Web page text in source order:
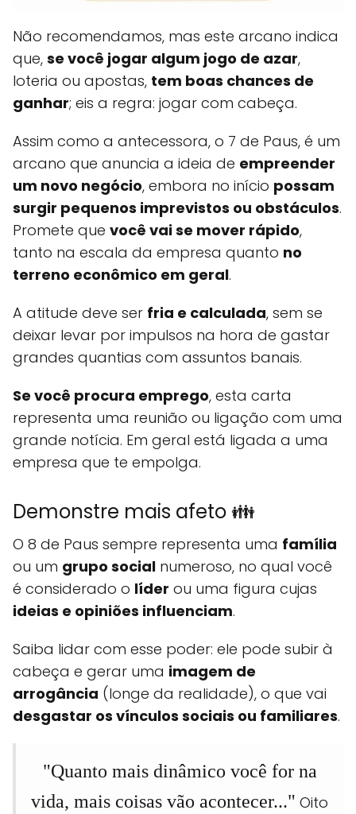
Não recomendamos, mas este arcano indica
que, se você jogar algum jogo de azar,
loteria ou apostas, tem boas chances de
ganhar; eis a regra: jogar com cabeça.
Assim como a antecessora, o 7 de Paus, é um
arcano que anuncia a ideia de empreender
um novo negócio, embora no início possam
surgir pequenos imprevistos ou obstáculos.
Promete que você vai se mover rápido,
tanto na escala da empresa quanto no
terreno econômico em geral.
A atitude deve ser fria e calculada, sem se
deixar levar por impulsos na hora de gastar
grandes quantias com assuntos banais.
Se você procura emprego, esta carta
representa uma reunião ou ligação com uma
grande notícia. Em geral está ligada a uma
empresa que te empolga.
Demonstre mais afeto 👪
O 8 de Paus sempre representa uma família
ou um grupo social numeroso, no qual você
é considerado o líder ou uma figura cujas
ideias e opiniões influenciam.
Saiba lidar com esse poder: ele pode subir à
cabeça e gerar uma imagem de
arrogância (longe da realidade), o que vai
desgastar os vínculos sociais ou familiares.
"Quanto mais dinâmico você for na
vida, mais coisas vão acontecer..." Oito